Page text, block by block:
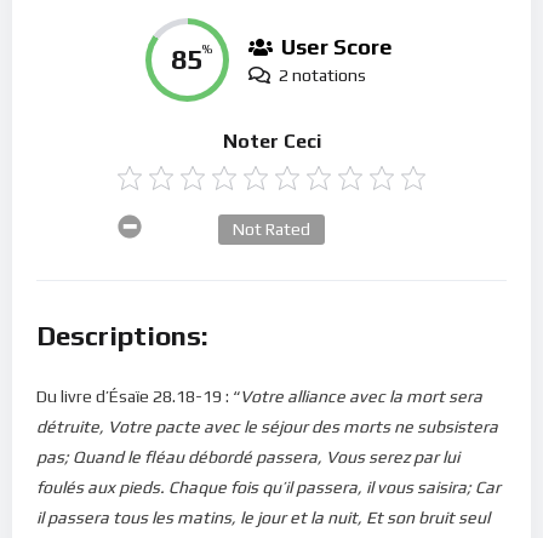
85% User Score
2 notations
Noter Ceci
Not Rated
Descriptions:
Du livre d’Ésaïe 28.18-19 : “Votre alliance avec la mort sera
détruite, Votre pacte avec le séjour des morts ne subsistera
pas; Quand le fléau débordé passera, Vous serez par lui
foulés aux pieds. Chaque fois qu’il passera, il vous saisira; Car
il passera tous les matins, le jour et la nuit, Et son bruit seul